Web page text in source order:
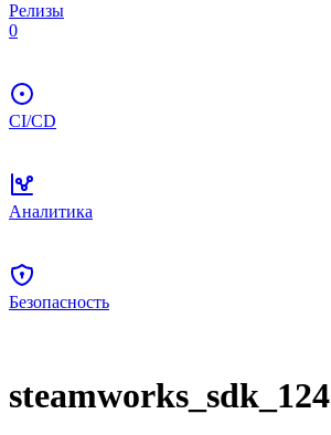
Релизы
0
CI/CD
Аналитика
Безопасность
steamworks_sdk_124